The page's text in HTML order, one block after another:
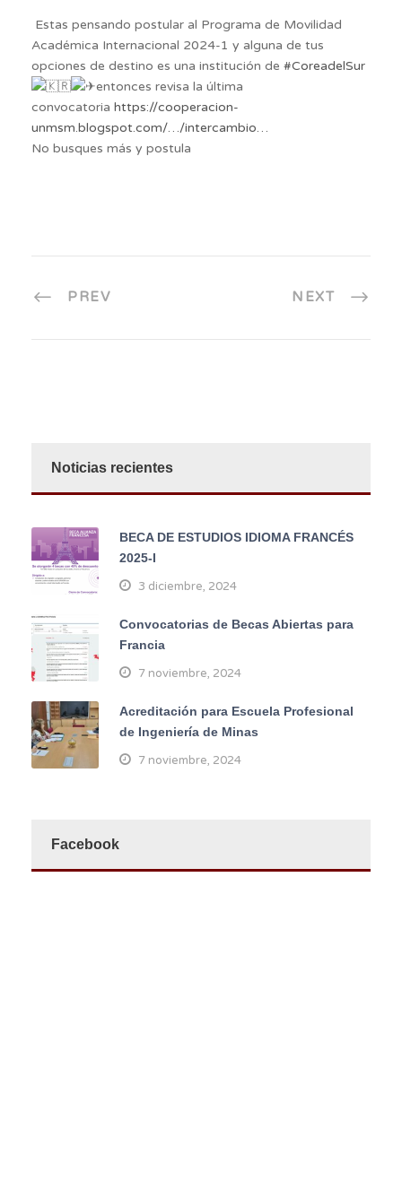
Estas pensando postular al Programa de Movilidad
Académica Internacional 2024-1 y alguna de tus
opciones de destino es una institución de #CoreadelSur
entonces revisa la última
convocatoria https://cooperacion-
unmsm.blogspot.com/…/intercambio…
No busques más y postula
PREV NEXT
Noticias recientes
BECA DE ESTUDIOS IDIOMA FRANCÉS
2025-I
3 diciembre, 2024
Convocatorias de Becas Abiertas para
Francia
7 noviembre, 2024
Acreditación para Escuela Profesional
de Ingeniería de Minas
7 noviembre, 2024
Facebook